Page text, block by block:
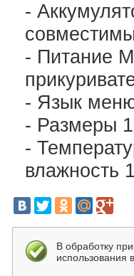
-
- Питание
- Язык
- Размеры
-
влажность
В обработку
использования